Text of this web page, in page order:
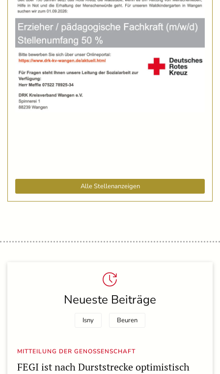
Alle Stellenanzeigen
Neueste Beiträge
Isny Beuren
MITTEILUNG DER GENOSSENSCHAFT
FEGI ist nach Durststrecke optimistisch